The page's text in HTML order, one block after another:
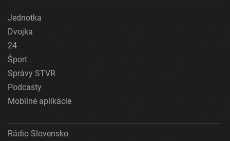
Jednotka
Dvojka
24
Šport
Správy STVR
Podcasty
Mobilné aplikácie
Rádio Slovensko